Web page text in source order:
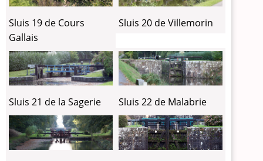
Sluis 19 de Cours
Gallais
Sluis 20 de Villemorin
Sluis 21 de la Sagerie Sluis 22 de Malabrie